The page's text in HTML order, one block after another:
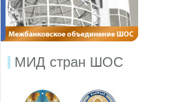
МИД стран ШОС